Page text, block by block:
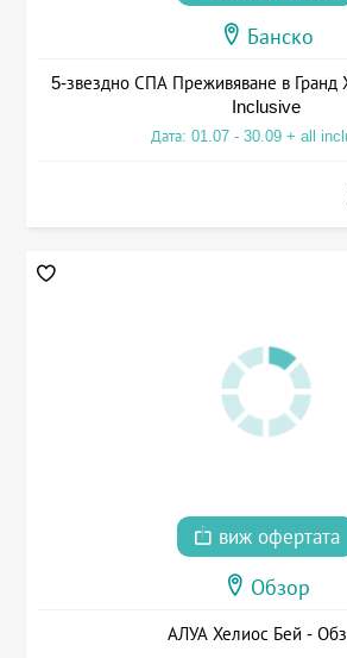
Банско
5-звездно СПА Преживяване в Гранд
Inclusive
Дата: 01.07 - 30.09 + all
виж офертата
Обзор
АЛУА Хелиос Бей -